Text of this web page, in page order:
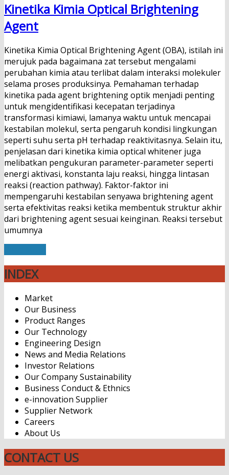
Kinetika Kimia Optical Brightening
Agent
Kinetika Kimia Optical Brightening Agent (OBA), istilah ini
merujuk pada bagaimana zat tersebut mengalami
perubahan kimia atau terlibat dalam interaksi molekuler
selama proses produksinya. Pemahaman terhadap
kinetika pada agent brightening optik menjadi penting
untuk mengidentifikasi kecepatan terjadinya
transformasi kimiawi, lamanya waktu untuk mencapai
kestabilan molekul, serta pengaruh kondisi lingkungan
seperti suhu serta pH terhadap reaktivitasnya. Selain itu,
penjelasan dari kinetika kimia optical whitener juga
melibatkan pengukuran parameter-parameter seperti
energi aktivasi, konstanta laju reaksi, hingga lintasan
reaksi (reaction pathway). Faktor-faktor ini
mempengaruhi kestabilan senyawa brightening agent
serta efektivitas reaksi ketika membentuk struktur akhir
dari brightening agent sesuai keinginan. Reaksi tersebut
umumnya
INDEX
Market
Our Business
Product Ranges
Our Technology
Engineering Design
News and Media Relations
Investor Relations
Our Company Sustainability
Business Conduct & Ethnics
e-innovation Supplier
Supplier Network
Careers
About Us
CONTACT US